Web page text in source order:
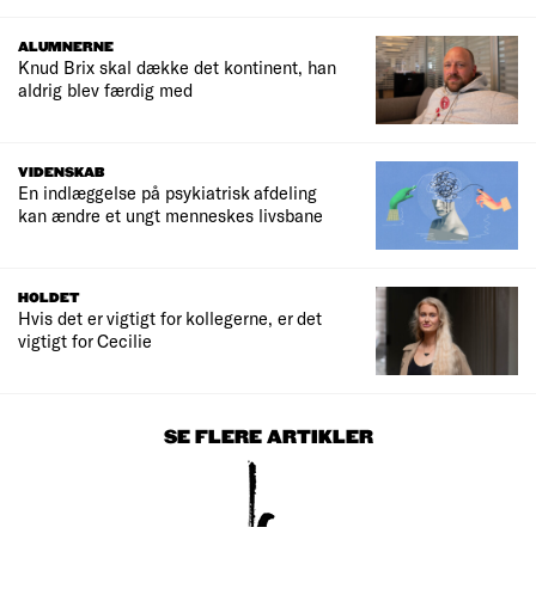
ALUMNERNE
Knud Brix skal dække det kontinent, han
aldrig blev færdig med
VIDENSKAB
En indlæggelse på psykiatrisk afdeling
kan ændre et ungt menneskes livsbane
HOLDET
Hvis det er vigtigt for kollegerne, er det
vigtigt for Cecilie
SE FLERE ARTIKLER